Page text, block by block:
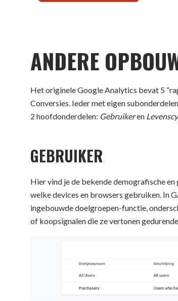
ANDERE
Het originele Google Analytics bevat 5
Conversies. Ieder met eigen
2 hoofdonderdelen: Gebruikeren
GEBRUIKER
Hier vind je de bekende demografische
welke devices en browsers gebruiken. In
ingebouwde doelgroepen-functie,
of koopsignalen die ze vertonen